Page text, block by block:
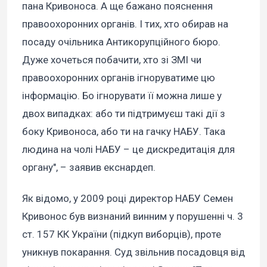
пана Кривоноса. А ще бажано пояснення
правоохоронних органів. І тих, хто обирав на
посаду очільника Антикорупційного бюро.
Дуже хочеться побачити, хто зі ЗМІ чи
правоохоронних органів ігноруватиме цю
інформацію. Бо ігнорувати її можна лише у
двох випадках: або ти підтримуєш такі дії з
боку Кривоноса, або ти на гачку НАБУ. Така
людина на чолі НАБУ – це дискредитація для
органу", – заявив екснардеп.
Як відомо, у 2009 році директор НАБУ Семен
Кривонос був визнаний винним у порушенні ч. 3
ст. 157 КК України (підкуп виборців), проте
уникнув покарання. Суд звільнив посадовця від